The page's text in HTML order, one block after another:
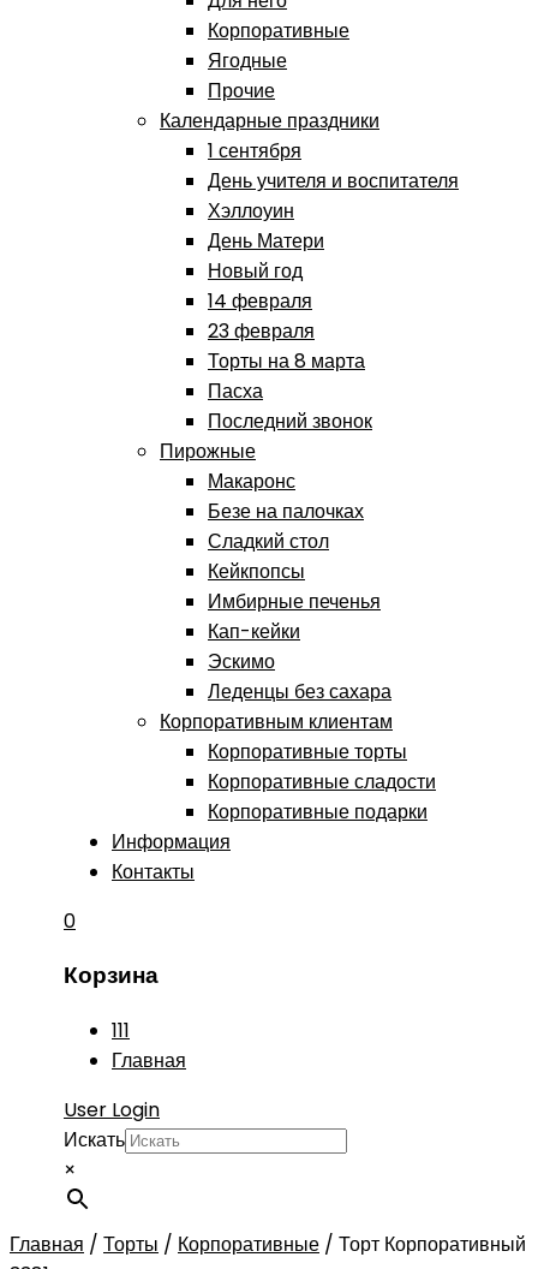
Корпоративные
Ягодные
Прочие
Календарные праздники
1 сентября
День учителя и воспитателя
Хэллоуин
День Матери
Новый год
14 февраля
23 февраля
Торты на 8 марта
Пасха
Последний звонок
Пирожные
Макаронс
Безе на палочках
Сладкий стол
Кейкпопсы
Имбирные печенья
Кап-кейки
Эскимо
Леденцы без сахара
Корпоративным клиентам
Корпоративные торты
Корпоративные сладости
Корпоративные подарки
Информация
Контакты
0
Корзина
111
Главная
User Login
Искать
×
Главная / Торты / Корпоративные / Торт Корпоративный